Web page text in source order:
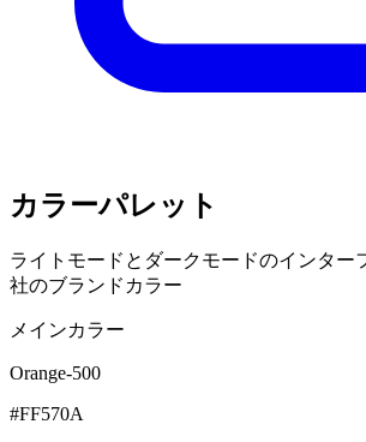
カラーパレット
ライトモードとダークモードのインター
社のブランドカラー
メインカラー
Orange-500
#FF570A